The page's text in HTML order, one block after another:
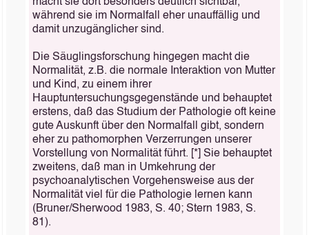
macht sie dort besonders deutlich sichtbar,
während sie im Normalfall eher unauffällig und
damit unzugänglicher sind.
Die Säuglingsforschung hingegen macht die
Normalität, z.B. die normale Interaktion von Mutter
und Kind, zu einem ihrer
Hauptuntersuchungsgegenstände und behauptet
erstens, daß das Studium der Pathologie oft keine
gute Auskunft über den Normalfall gibt, sondern
eher zu pathomorphen Verzerrungen unserer
Vorstellung von Normalität führt. [*] Sie behauptet
zweitens, daß man in Umkehrung der
psychoanalytischen Vorgehensweise aus der
Normalität viel für die Pathologie lernen kann
(Bruner/Sherwood 1983, S. 40; Stern 1983, S.
81).